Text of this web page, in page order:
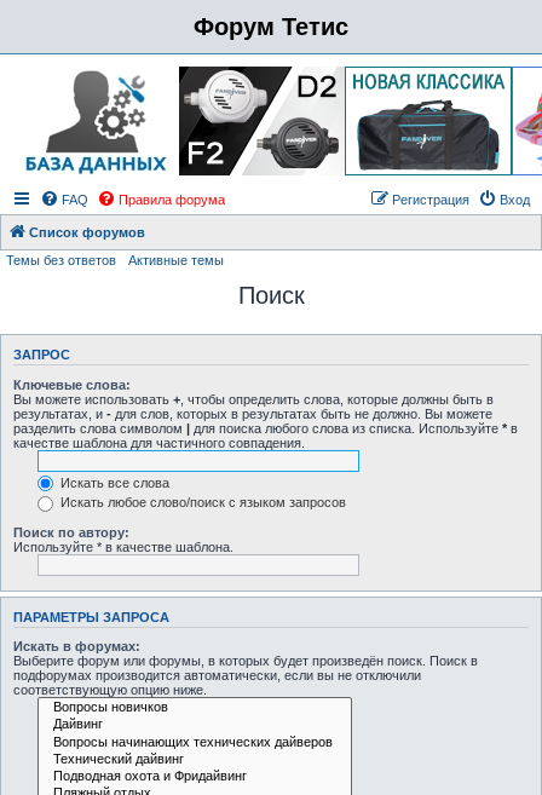
Форум Тетис
FAQ Правила форума Вход
Регистрация
Список форумов
Темы без ответов
Активные темы
Поиск
ЗАПРОС
Ключевые слова:
Вы можете использовать + , чтобы определить слова, которые должны быть в
результатах, и - для слов, которых в результатах быть не должно. Вы можете
разделить слова символом | для поиска любого слова из списка. Используйте * в
качестве шаблона для частичного совпадения.
Искать все слова
Искать любое слово/поиск с языком запросов
Поиск по автору:
Используйте * в качестве шаблона.
ПАРАМЕТРЫ ЗАПРОСА
Искать в форумах:
Выберите форум или форумы, в которых будет произведён поиск. Поиск в
подфорумах производится автоматически, если вы не отключили
соответствующую опцию ниже.